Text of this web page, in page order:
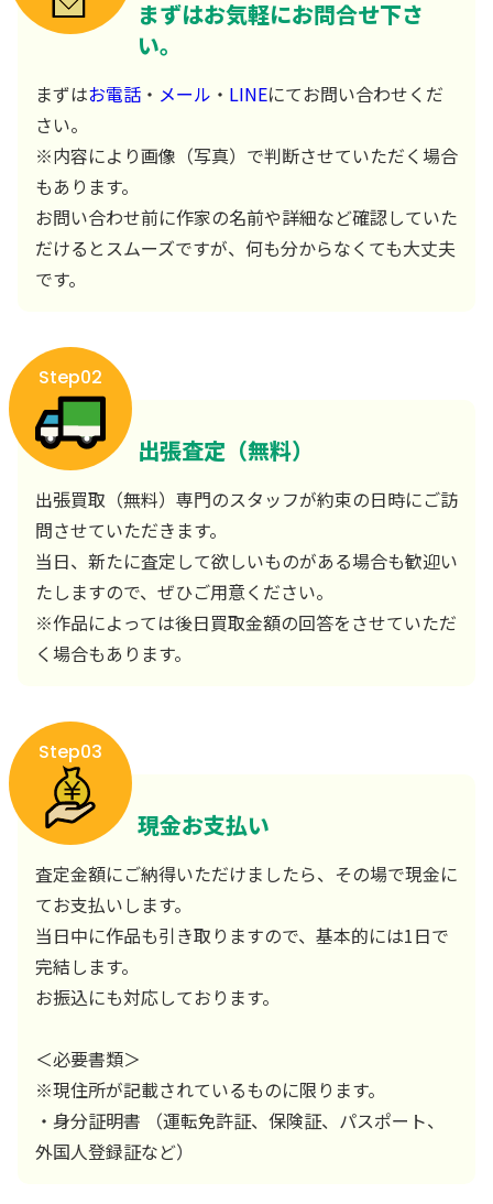
まずはお気軽にお問合せ下さ
い。
まずはお電話 ・ メール ・ LINEにてお問い合わせくだ
さい。
※内容により画像（写真）で判断させていただく場合
もあります。
お問い合わせ前に作家の名前や詳細など確認していた
だけるとスムーズですが、何も分からなくても大丈夫
です。
Step02
出張査定（無料）
出張買取（無料）専門のスタッフが約束の日時にご訪
問させていただきます。
当日、新たに査定して欲しいものがある場合も歓迎い
たしますので、ぜひご用意ください。
※作品によっては後日買取金額の回答をさせていただ
く場合もあります。
Step03
現金お支払い
査定金額にご納得いただけましたら、その場で現金に
てお支払いします。
当日中に作品も引き取りますので、基本的には1日で
完結します。
お振込にも対応しております。
＜必要書類＞
※現住所が記載されているものに限ります。
・身分証明書 （運転免許証、保険証、パスポート、
外国人登録証など）